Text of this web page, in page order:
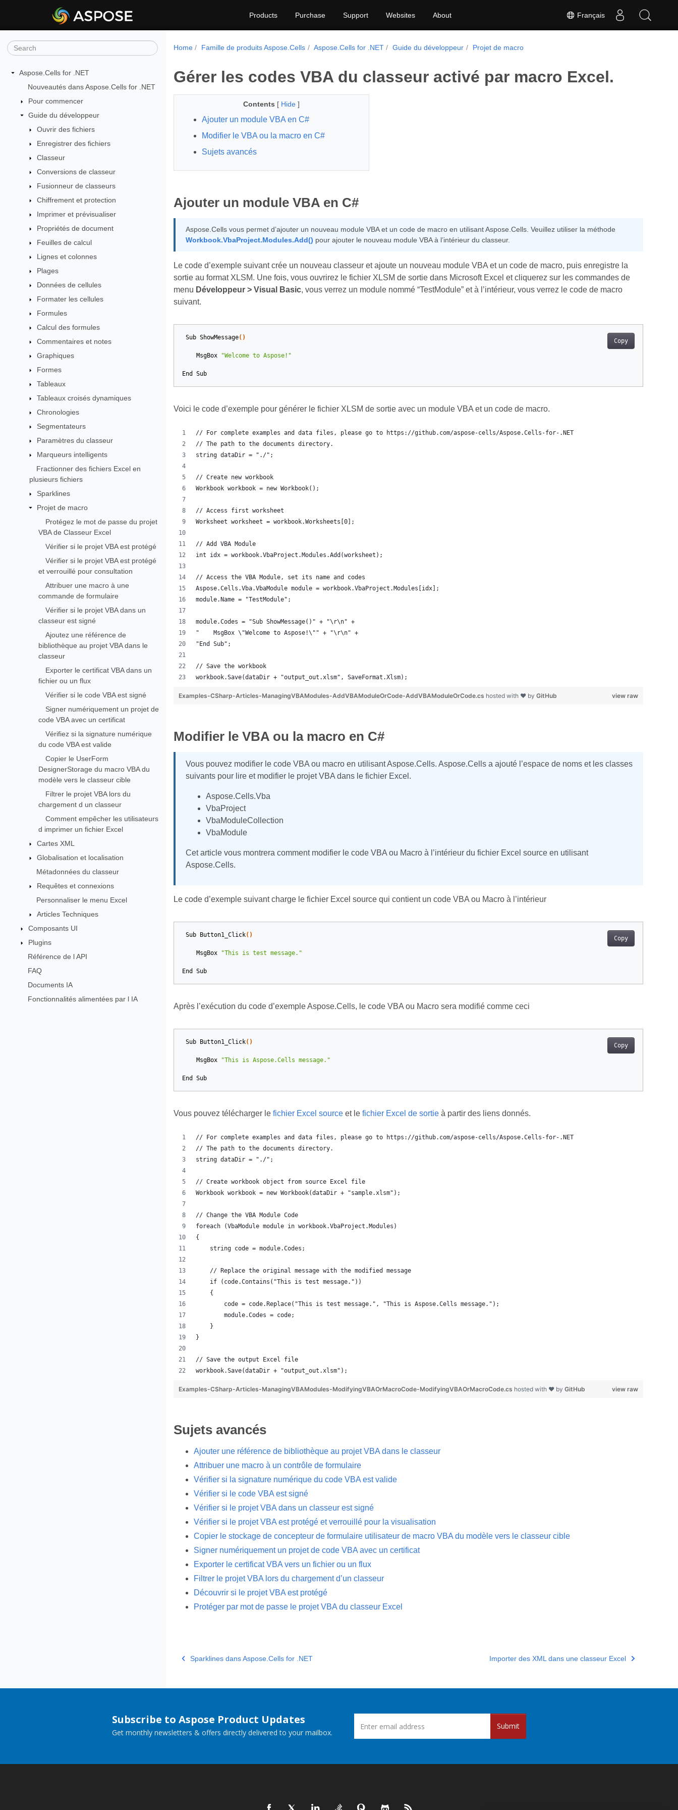
Français
Products Purchase Support Websites About
Aspose.Cells for .NET
Nouveautés dans Aspose.Cells for .NET
Pour commencer
Guide du développeur
Ouvrir des fichiers
Enregistrer des fichiers
Classeur
Conversions de classeur
Fusionneur de classeurs
Chiffrement et protection
Imprimer et prévisualiser
Propriétés de document
Feuilles de calcul
Lignes et colonnes
Plages
Données de cellules
Formater les cellules
Formules
Calcul des formules
Commentaires et notes
Graphiques
Formes
Tableaux
Tableaux croisés dynamiques
Chronologies
Segmentateurs
Paramètres du classeur
Marqueurs intelligents
Fractionner des fichiers Excel en
plusieurs fichiers
Sparklines
Projet de macro
Protégez le mot de passe du projet
VBA de Classeur Excel
Vérifier si le projet VBA est protégé
Vérifier si le projet VBA est protégé
et verrouillé pour consultation
Attribuer une macro à une
commande de formulaire
Vérifier si le projet VBA dans un
classeur est signé
Ajoutez une référence de
bibliothèque au projet VBA dans le
classeur
Exporter le certificat VBA dans un
fichier ou un flux
Vérifier si le code VBA est signé
Signer numériquement un projet de
code VBA avec un certificat
Vérifiez si la signature numérique
du code VBA est valide
Copier le UserForm
DesignerStorage du macro VBA du
modèle vers le classeur cible
Filtrer le projet VBA lors du
chargement d un classeur
Comment empêcher les utilisateurs
d imprimer un fichier Excel
Cartes XML
Globalisation et localisation
Métadonnées du classeur
Requêtes et connexions
Personnaliser le menu Excel
Articles Techniques
Composants UI
Plugins
Référence de l API
FAQ
Documents IA
Fonctionnalités alimentées par l IA
Home Famille de produits Aspose.Cells Aspose.Cells for .NET Guide du développeur Projet de macro
Gérer les codes VBA du classeur activé par macro Excel.
Contents [ Hide ]
Ajouter un module VBA en C#
Modifier le VBA ou la macro en C#
Sujets avancés
Ajouter un module VBA en C#
Aspose.Cells vous permet d’ajouter un nouveau module VBA et un code de macro en utilisant Aspose.Cells. Veuillez utiliser la méthode
Workbook.VbaProject.Modules.Add() pour ajouter le nouveau module VBA à l’intérieur du classeur.
Le code d’exemple suivant crée un nouveau classeur et ajoute un nouveau module VBA et un code de macro, puis enregistre la
sortie au format XLSM. Une fois, vous ouvrirez le fichier XLSM de sortie dans Microsoft Excel et cliquerez sur les commandes de
menu Développeur > Visual Basic, vous verrez un module nommé “TestModule” et à l’intérieur, vous verrez le code de macro
suivant.
Copy
Sub ShowMessage()
MsgBox "Welcome to Aspose!"
End Sub
Voici le code d’exemple pour générer le fichier XLSM de sortie avec un module VBA et un code de macro.
// For complete examples and data files, please go to https://github.com/aspose-cells/Aspose.Cells-for-.NET
// The path to the documents directory.
string dataDir = "./";
// Create new workbook
Workbook workbook = new Workbook();
// Access first worksheet
Worksheet worksheet = workbook.Worksheets[0];
// Add VBA Module
int idx = workbook.VbaProject.Modules.Add(worksheet);
// Access the VBA Module, set its name and codes
Aspose.Cells.Vba.VbaModule module = workbook.VbaProject.Modules[idx];
module.Name = "TestModule";
module.Codes = "Sub ShowMessage()" + "\r\n" +
"    MsgBox \"Welcome to Aspose!\"" + "\r\n" +
"End Sub";
// Save the workbook
workbook.Save(dataDir + "output_out.xlsm", SaveFormat.Xlsm);
view raw
Examples-CSharp-Articles-ManagingVBAModules-AddVBAModuleOrCode-AddVBAModuleOrCode.cs hosted with ❤ by GitHub
Modifier le VBA ou la macro en C#
Vous pouvez modifier le code VBA ou macro en utilisant Aspose.Cells. Aspose.Cells a ajouté l’espace de noms et les classes
suivants pour lire et modifier le projet VBA dans le fichier Excel.
Aspose.Cells.Vba
VbaProject
VbaModuleCollection
VbaModule
Cet article vous montrera comment modifier le code VBA ou Macro à l’intérieur du fichier Excel source en utilisant
Aspose.Cells.
Le code d’exemple suivant charge le fichier Excel source qui contient un code VBA ou Macro à l’intérieur
Copy
Sub Button1_Click()
MsgBox "This is test message."
End Sub
Après l’exécution du code d’exemple Aspose.Cells, le code VBA ou Macro sera modifié comme ceci
Copy
Sub Button1_Click()
MsgBox "This is Aspose.Cells message."
End Sub
Vous pouvez télécharger le fichier Excel sourceet le fichier Excel de sortieà partir des liens donnés.
// For complete examples and data files, please go to https://github.com/aspose-cells/Aspose.Cells-for-.NET
// The path to the documents directory.
string dataDir = "./";
// Create workbook object from source Excel file
Workbook workbook = new Workbook(dataDir + "sample.xlsm");
// Change the VBA Module Code
foreach (VbaModule module in workbook.VbaProject.Modules)
{
    string code = module.Codes;
    // Replace the original message with the modified message
    if (code.Contains("This is test message."))
    {
        code = code.Replace("This is test message.", "This is Aspose.Cells message.");
        module.Codes = code;
    }
}
// Save the output Excel file
workbook.Save(dataDir + "output_out.xlsm");
view raw
Examples-CSharp-Articles-ManagingVBAModules-ModifyingVBAOrMacroCode-ModifyingVBAOrMacroCode.cs hosted with ❤ by GitHub
Sujets avancés
Ajouter une référence de bibliothèque au projet VBA dans le classeur
Attribuer une macro à un contrôle de formulaire
Vérifier si la signature numérique du code VBA est valide
Vérifier si le code VBA est signé
Vérifier si le projet VBA dans un classeur est signé
Vérifier si le projet VBA est protégé et verrouillé pour la visualisation
Copier le stockage de concepteur de formulaire utilisateur de macro VBA du modèle vers le classeur cible
Signer numériquement un projet de code VBA avec un certificat
Exporter le certificat VBA vers un fichier ou un flux
Filtrer le projet VBA lors du chargement d’un classeur
Découvrir si le projet VBA est protégé
Protéger par mot de passe le projet VBA du classeur Excel
Sparklines dans Aspose.Cells for .NET Importer des XML dans une classeur Excel
Subscribe to Aspose Product Updates
Get monthly newsletters & offers directly delivered to your mailbox.
Submit